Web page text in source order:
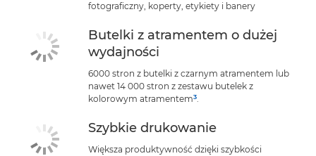
fotograficzny, koperty, etykiety i banery
Butelki z atramentem o dużej
wydajności
6000 stron z butelki z czarnym atramentem lub
nawet 14 000 stron z zestawu butelek z
kolorowym atramentem3.
Szybkie drukowanie
Większa produktywność dzięki szybkości